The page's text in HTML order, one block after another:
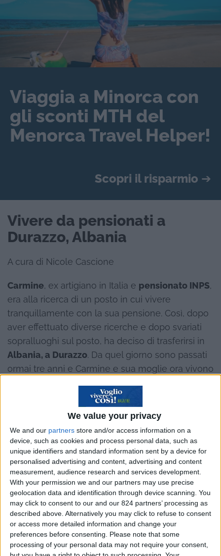
We value your privacy
We and our partners store and/or access information on a
device, such as cookies and process personal data, such as
unique identifiers and standard information sent by a device for
personalised advertising and content, advertising and content
measurement, audience research and services development.
With your permission we and our partners may use precise
geolocation data and identification through device scanning. You
may click to consent to our and our 824 partners’ processing as
described above. Alternatively you may click to refuse to consent
or access more detailed information and change your
preferences before consenting.
Please note that some
processing of your personal data may not require your consent,
Viaggia a Minorca con
gli sconti MTH del
Menorca Travel Helper!
Scopri il risparmio ➔
Vivere da pensionati a
Durazzo, Albania
A cura di Nicole Cascione
Carmine, ex artigiano in Italia e pensionato INPS,
era alla ricerca di un posto in cui vivere
tranquillamente con la sua pensione. Così, dopo
aver effettuato diverse ricerche e dopo svariati
sopralluoghi sul posto, ha deciso di trasferirsi in
Albania, a Durazzo. Da quel giorno sono passati
ormai tre anni e Carmine e sua moglie ora vivono
spiaggia a disposizione per fare lunghe
passeggiate mattutine.